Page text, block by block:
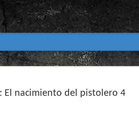
El nacimiento del pistolero 4
primavera 2026